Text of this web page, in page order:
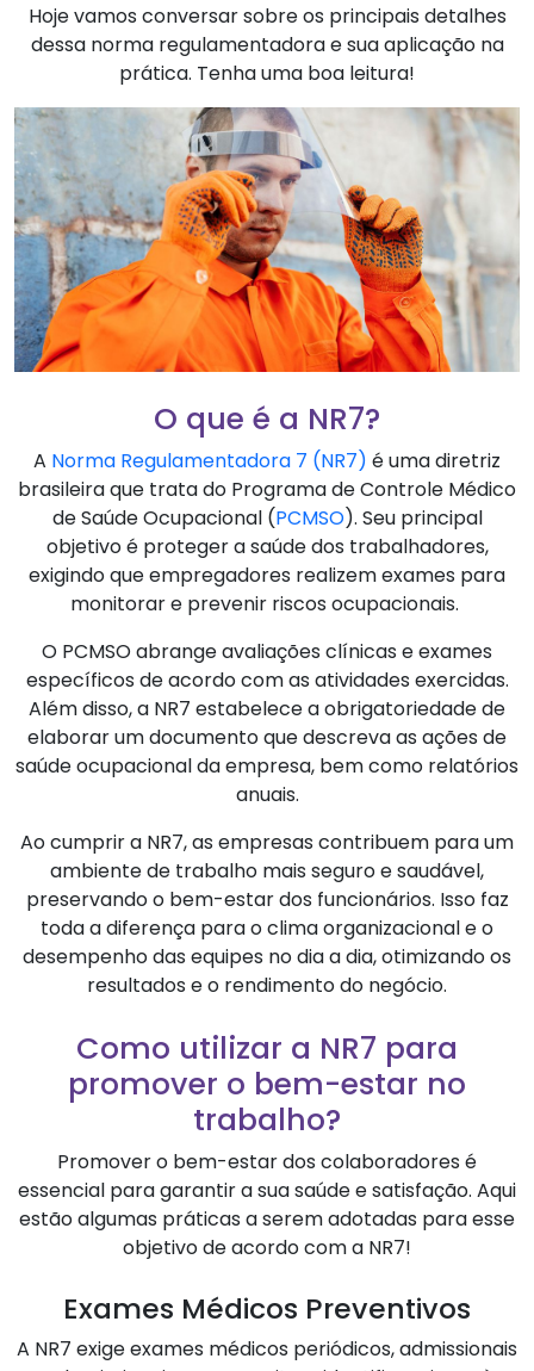
Hoje vamos conversar sobre os principais detalhes
dessa norma regulamentadora e sua aplicação na
prática. Tenha uma boa leitura!
O que é a NR7?
A Norma Regulamentadora 7 (NR7) é uma diretriz
brasileira que trata do Programa de Controle Médico
de Saúde Ocupacional (PCMSO). Seu principal
objetivo é proteger a saúde dos trabalhadores,
exigindo que empregadores realizem exames para
monitorar e prevenir riscos ocupacionais.
O PCMSO abrange avaliações clínicas e exames
específicos de acordo com as atividades exercidas.
Além disso, a NR7 estabelece a obrigatoriedade de
elaborar um documento que descreva as ações de
saúde ocupacional da empresa, bem como relatórios
anuais.
Ao cumprir a NR7, as empresas contribuem para um
ambiente de trabalho mais seguro e saudável,
preservando o bem-estar dos funcionários. Isso faz
toda a diferença para o clima organizacional e o
desempenho das equipes no dia a dia, otimizando os
resultados e o rendimento do negócio.
Como utilizar a NR7 para
promover o bem-estar no
trabalho?
Promover o bem-estar dos colaboradores é
essencial para garantir a sua saúde e satisfação. Aqui
estão algumas práticas a serem adotadas para esse
objetivo de acordo com a NR7!
Exames Médicos Preventivos
A NR7 exige exames médicos periódicos, admissionais